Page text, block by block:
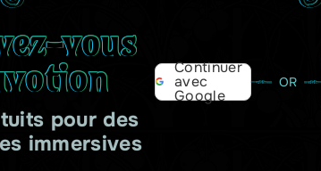
vous
pour des
immersives
Continuer
avec
Google
OR